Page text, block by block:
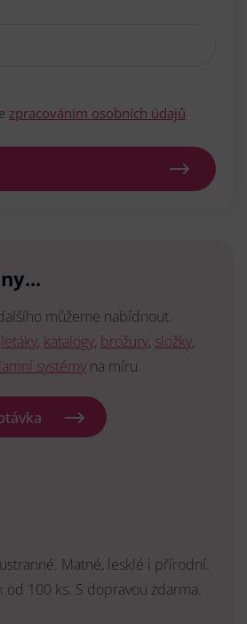
zpracováním osobních údajů
můžeme nabídnout.
letáky, katalogy, brožury, složky,
systémy na míru.
Matné, lesklé i přírodní.
od 100 ks. S dopravou zdarma.